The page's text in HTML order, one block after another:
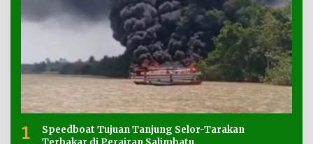
1
Speedboat Tujuan Tanjung Selor-Tarakan